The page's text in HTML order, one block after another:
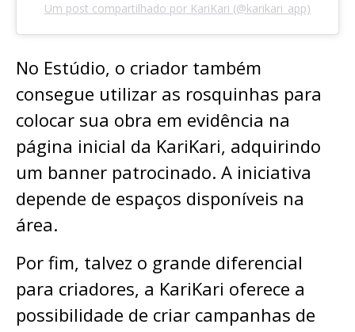
Um post compartilhado por KariKari (@karikari_app)
No Estúdio, o criador também
consegue utilizar as rosquinhas para
colocar sua obra em evidência na
página inicial da KariKari, adquirindo
um banner patrocinado. A iniciativa
depende de espaços disponíveis na
área.
Por fim, talvez o grande diferencial
para criadores, a KariKari oferece a
possibilidade de criar campanhas de